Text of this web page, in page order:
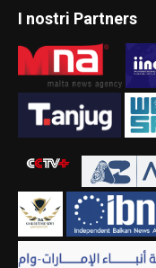
I nostri Partners